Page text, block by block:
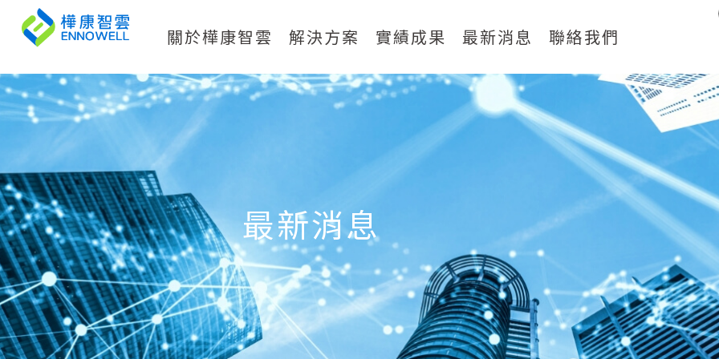
關於樺康智雲 解決方案 實績成果 最新消息 聯絡我們
最新消息